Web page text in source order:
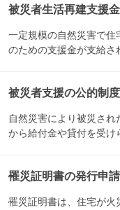
被災者生活再建支援
一定規模の自然災害で住
のための支援金が支給さ
被災者支援の公的制度
自然災害により被災さ
から給付金や貸付を受け
罹災証明書の発行申請
罹災証明書は、住宅が火